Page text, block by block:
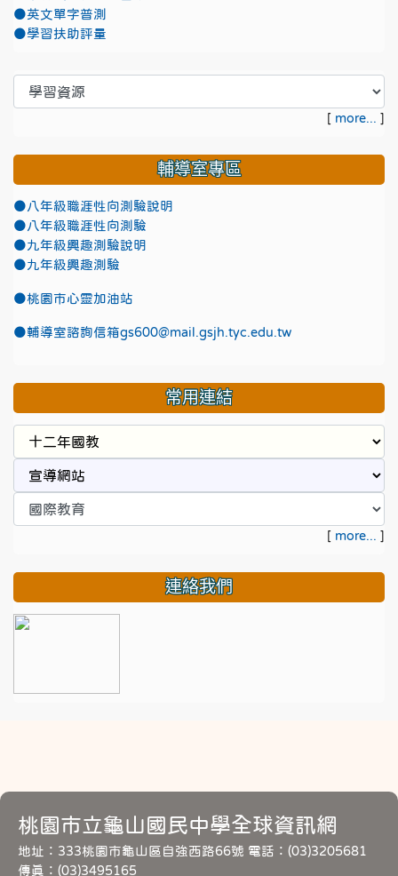
●英文單字普測
●學習扶助評量
[ more... ]
輔導室專區
●八年級職涯性向測驗說明
●八年級職涯性向測驗
●九年級興趣測驗說明
●九年級興趣測驗
●桃園市心靈加油站
●輔導室諮詢信箱gs600@mail.gsjh.tyc.edu.tw
常用連結
[ more... ]
連絡我們
桃園市立龜山國民中學全球資訊網
地址：333桃園市龜山區自強西路66號 電話：(03)3205681
傳真：(03)3495165